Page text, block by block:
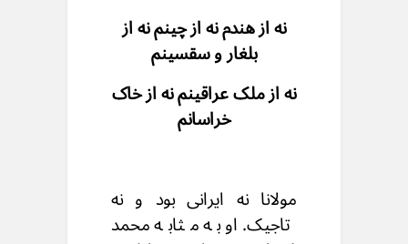
نه از هندم نه از چینم نه از
بلغار و سقسینم
نه از ملک عراقینم نه از خاک
خراسانم
مولانا نه ایرانی بود و نه
تاجیک. او به مثابه محمد